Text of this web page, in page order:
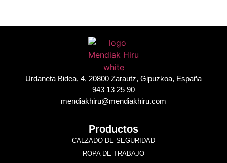
Urdaneta Bidea, 4, 20800 Zarautz, Gipuzkoa, España
943 13 25 90
mendiakhiru@mendiakhiru.com
Productos
CALZADO DE SEGURIDAD
ROPA DE TRABAJO